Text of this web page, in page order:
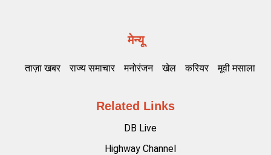
मेन्यू
ताज़ा खबर राज्य समाचार मनोरंजन खेल करियर मूवी मसाला
Related Links
DB Live
Highway Channel